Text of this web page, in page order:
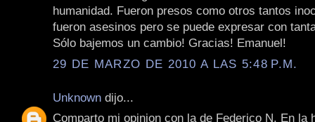
humanidad. Fueron presos como otros tantos
fueron asesinos pero se puede expresar con
Sólo bajemos un cambio! Gracias! Emanuel!
29 DE MARZO DE 2010 A LAS 5:48 P.M.
Unknown dijo...
Comparto mi opinion con la de Federico N. En la